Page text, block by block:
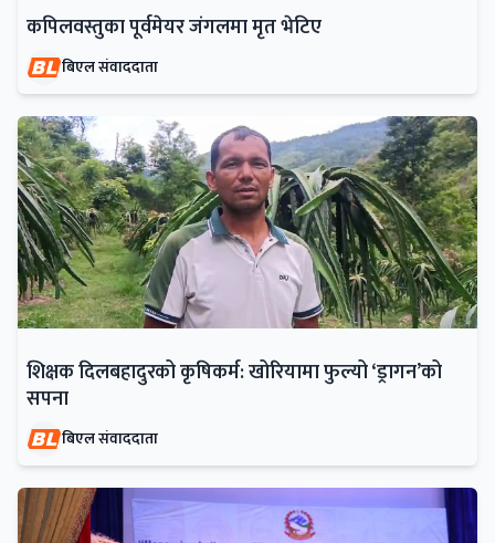
कपिलवस्तुका पूर्वमेयर जंगलमा मृत भेटिए
बिएल संवाददाता
शिक्षक दिलबहादुरको कृषिकर्म: खोरियामा फुल्यो ‘ड्रागन’को
सपना
बिएल संवाददाता